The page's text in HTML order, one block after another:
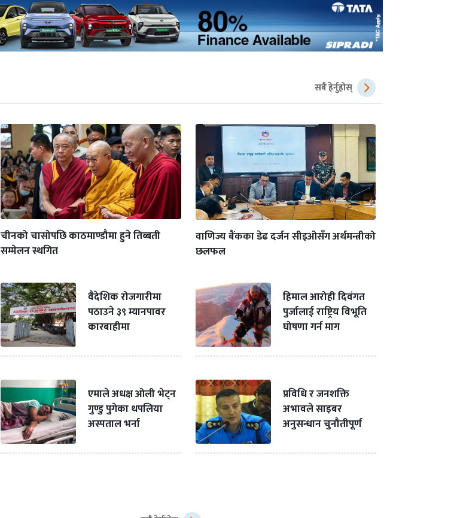
सबै हेर्नुहोस्
चीनको चासोपछि काठमाण्डौमा हुने तिब्बती
सम्मेलन स्थगित
वाणिज्य बैंकका डेढ दर्जन सीइओसँग अर्थमन्त्रीको
छलफल
वैदेशिक रोजगारीमा
पठाउने ३९ म्यानपावर
कारबाहीमा
हिमाल आरोही दिवंगत
पुर्जालाई राष्ट्रिय विभूति
घोषणा गर्न माग
एमाले अधक्ष ओली भेट्न
गुण्डु पुगेका थपलिया
अस्पताल भर्ना
प्रविधि र जनशक्ति
अभावले साइबर
अनुसन्धान चुनौतीपूर्ण